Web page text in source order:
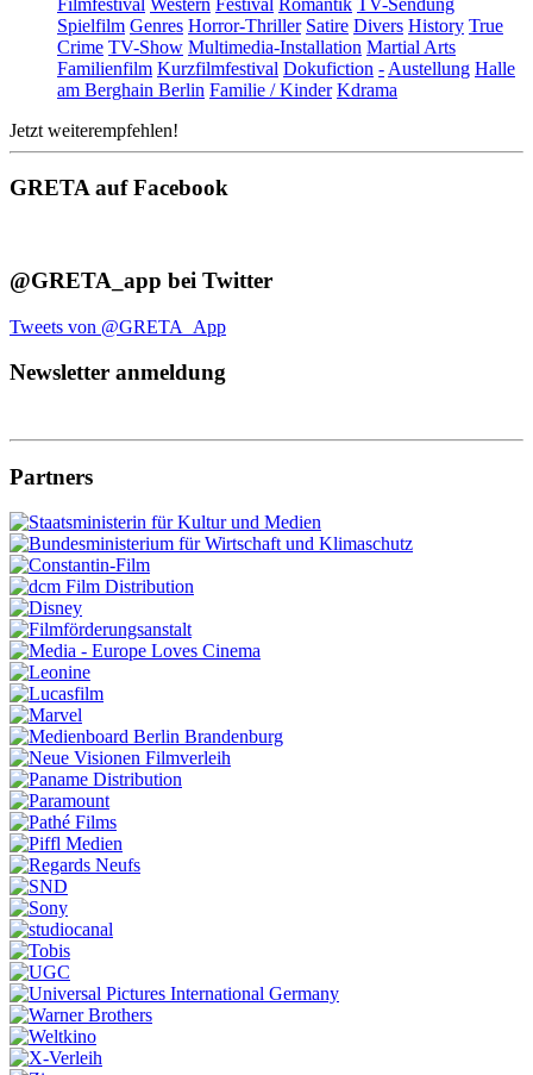
Spielfilm Genres Horror-Thriller Satire Divers History True
Crime TV-Show Multimedia-Installation Martial Arts
Familienfilm Kurzfilmfestival Dokufiction - Austellung Halle
am Berghain Berlin Familie / Kinder Kdrama
Jetzt weiterempfehlen!
GRETA auf Facebook
@GRETA_app bei Twitter
Tweets von @GRETA_App
Newsletter anmeldung
Partners